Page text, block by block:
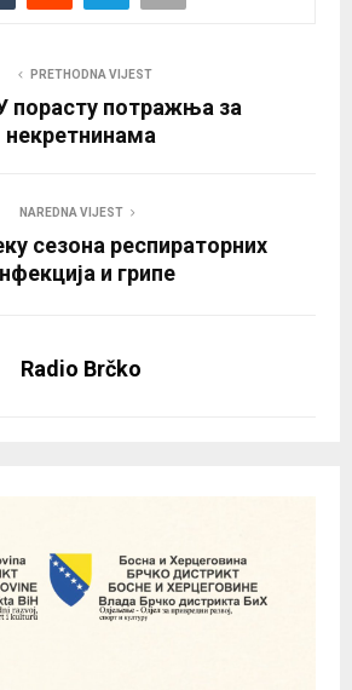
PRETHODNA VIJEST
порасту потражња за
некретнинама
NAREDNA VIJEST
сезона респираторних
и грипе
Radio Brčko